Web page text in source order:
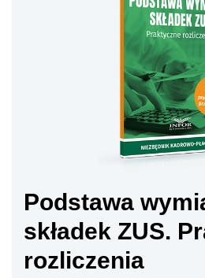
Podstawa
składek ZUS.
rozliczenia